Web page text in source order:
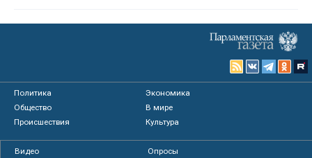
Политика
Экономика
Общество
В мире
Происшествия
Культура
Видео
Опросы